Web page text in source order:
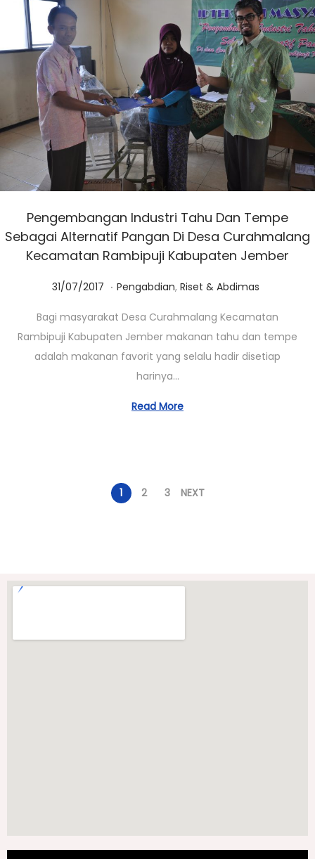
Pengembangan Industri Tahu Dan Tempe
Sebagai Alternatif Pangan Di Desa Curahmalang
Kecamatan Rambipuji Kabupaten Jember
Posted on
31/07/2017 0
/
0
3
. Posted in
Pengabdian, Riset & Abdimas
Bagi masyarakat Desa Curahmalang Kecamatan
Rambipuji Kabupaten Jember makanan tahu dan tempe
adalah makanan favorit yang selalu hadir disetiap
harinya…
Read More
1 2 3 NEXT